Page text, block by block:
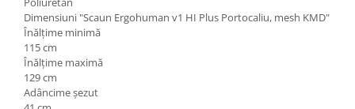
Dimensiuni "Scaun Ergohuman v1 HI Plus Portocaliu, mesh KMD"
Înălțime minimă
115 cm
Înălțime maximă
129 cm
Adâncime șezut